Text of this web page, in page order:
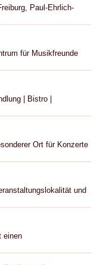
Paul-Ehrlich-
für Musikfreunde
| Bistro |
Ort für Konzerte
und
einen